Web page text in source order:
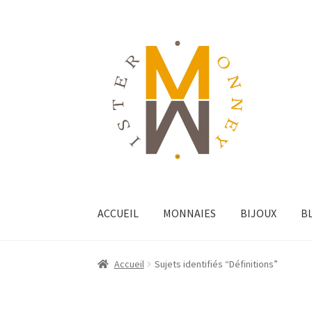
ACCUEIL MONNAIES BIJOUX
Accueil Sujets identifiés “Définitions”